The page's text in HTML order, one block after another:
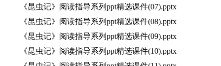
《昆虫记》阅读指导系列ppt精选课件(07).pptx
《昆虫记》阅读指导系列ppt精选课件(08).pptx
《昆虫记》阅读指导系列ppt精选课件(09).pptx
《昆虫记》阅读指导系列ppt精选课件(10).pptx